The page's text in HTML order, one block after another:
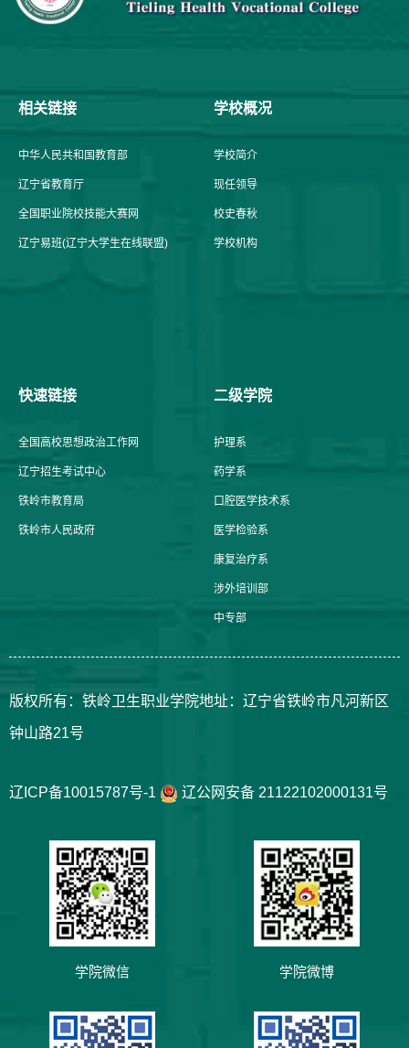
相关链接
中华人民共和国教育部
辽宁省教育厅
全国职业院校技能大赛网
辽宁易班(辽宁大学生在线联盟)
学校概况
学校简介
现任领导
校史春秋
学校机构
快速链接
全国高校思想政治工作网
辽宁招生考试中心
铁岭市教育局
铁岭市人民政府
二级学院
护理系
药学系
口腔医学技术系
医学检验系
康复治疗系
涉外培训部
中专部
版权所有：铁岭卫生职业学院地址：辽宁省铁岭市凡河新区
钟山路21号
辽ICP备10015787号-1 辽公网安备 21122102000131号
学院微信 学院微博